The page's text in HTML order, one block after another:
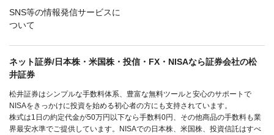
SNS等の情報発信サービスに
ついて
ネット証券/日本株・米国株・投信・FX・NISAなら証券会社の松
井証券
松井証券はシンプルな手数料体系、豊富な無料ツールと安心のサポートで
NISAをきっかけに投資を始める初心者の方にも支持されています。
株式は1日の約定代金が50万円以下なら手数料0円、その他商品の手数料も業
界最安水準でご提供しています。NISAでの日本株、米国株、投資信託はすべ